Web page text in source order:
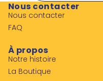
Nous contacter
Nous contacter
FAQ
À propos
Notre histoire
La Boutique